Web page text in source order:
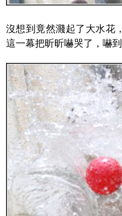
沒想到竟然濺起了大水花
這一幕把昕昕嚇哭了，嚇